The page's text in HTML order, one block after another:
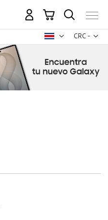
CRC -
colón
Mi carrito